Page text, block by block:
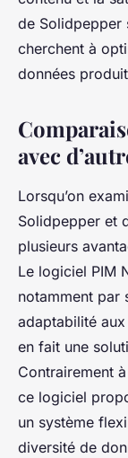
de Solidpepper
cherchent à
données
avec
Lorsqu’on
Solidpepper et
plusieurs
Le logiciel PIM
notamment par
adaptabilité
en fait une
Contrairement
ce logiciel
un système
diversité de